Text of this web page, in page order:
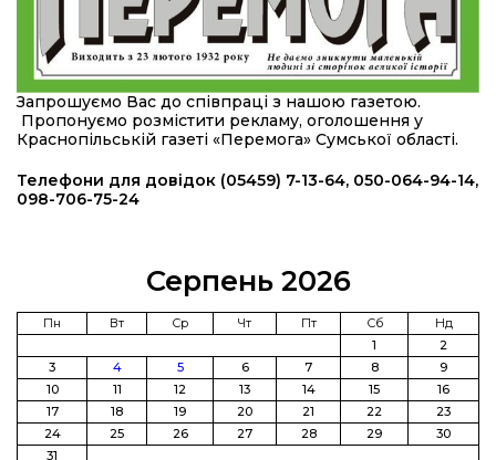
23 лип
Командир гармати Руслан Козирін: «Змінити
підрозділ чи бригаду – навіть думки не було»
20:36
22 лип
Нова кав’ярня в Сумах: як родина військового
з Краснопілля відкрила «Лев каву» за грантові
кошти (ВІДЕО)
14:37
21 лип
Захищав кордон до останнього подиху:
пам’яті полеглого прикордонника Олександра
Від штанги до «крил»: як спорт і характер
колишнього паверліфтера гартують перемогу
11:19
21 лип
На щиті повертається додому:
Краснопільська громада втратила 27-річного
Захисника Сергія Балабаєнка
11:00 Музей, який був частиною життя
Запрошуємо Вас до співпраці з нашою газетою.
Пропонуємо розмістити рекламу, оголошення у
Краснопільській газеті «Перемога» Сумської області.
Телефони для довідок (05459) 7-13-64, 050-064-94-14,
098-706-75-24
Серпень 2026
Пн Вт Ср Чт Пт Сб
Нд
1
2
3
4 5 6 7 8
9
10
11 12 13 14 15
16
17
18 19 20 21 22
23
24
25 26 27 28 29
30
31